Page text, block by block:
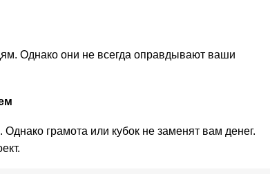
Однако они не всегда оправдывают ваши
грамота или кубок не заменят вам денег.